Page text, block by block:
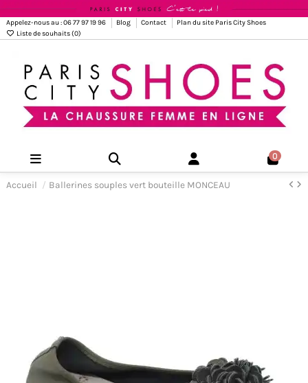
Appelez-nous au : 06 77 97 19 96 Blog Contact
Plan du site Paris City Shoes
Liste de souhaits (0)
0
Accueil Ballerines souples vert bouteille MONCEAU